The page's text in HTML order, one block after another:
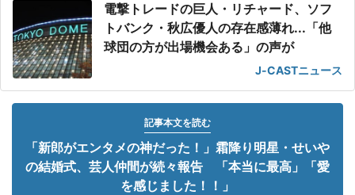
電撃トレードの巨人・リチャード、ソフ
トバンク・秋広優人の存在感薄れ...「他
球団の方が出場機会ある」の声が
J-CASTニュース
記事本文を読む
「新郎がエンタメの神だった！」霜降り明星・せいや
の結婚式、芸人仲間が続々報告 「本当に最高」「愛
を感じました！！」